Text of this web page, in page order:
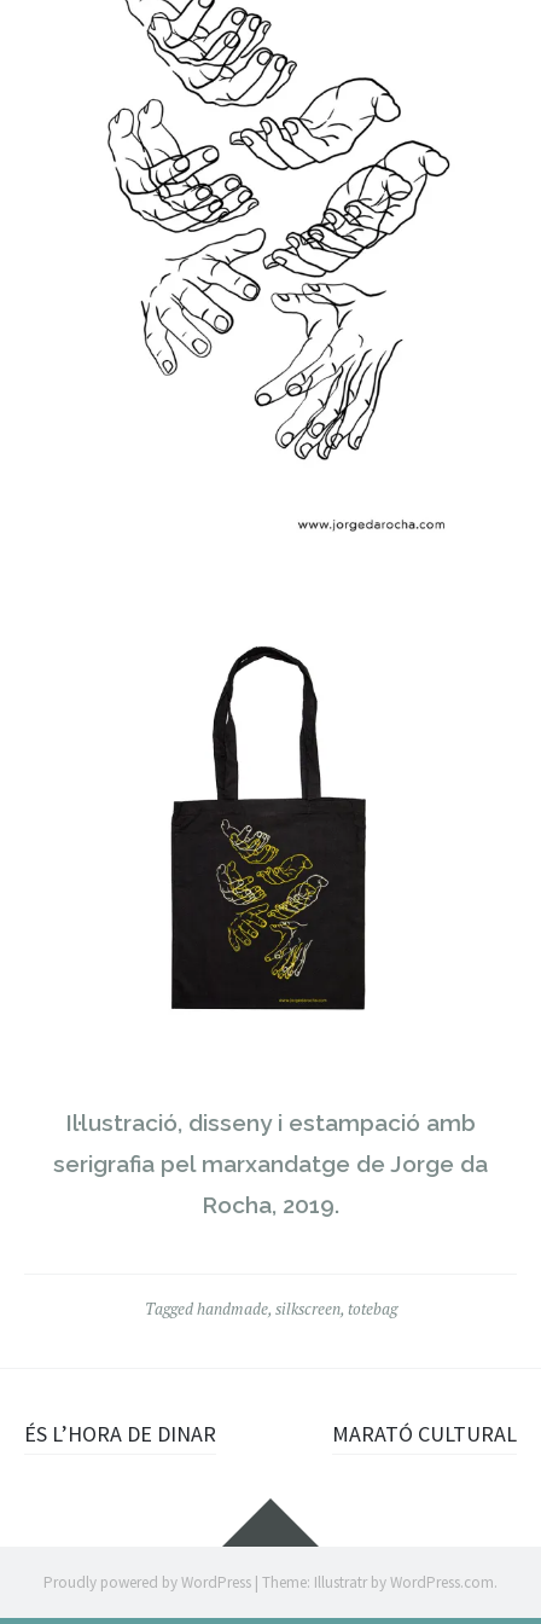
Il·lustració, disseny i estampació amb
serigrafia pel marxandatge de Jorge da
Rocha, 2019.
Taggedhandmade, silkscreen, totebag
Post
navigation
ÉS L’HORA DE DINAR MARATÓ CULTURAL
Widgets
Proudly powered by WordPress | Theme: Illustratr byWordPress.com.